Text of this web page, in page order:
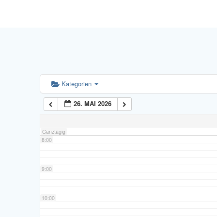
Kategorien
26. MAI 2026
Ganztägig
6:00
7:00
8:00
9:00
10:00